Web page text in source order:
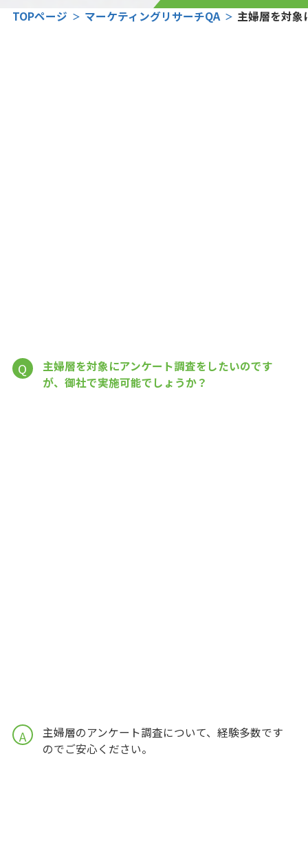
TOPページ マーケティングリサーチQA 主婦層を対象
Q
主婦層を対象にアンケート調査をしたいのです
が、御社で実施可能でしょうか？
A
主婦層のアンケート調査について、経験多数です
のでご安心ください。